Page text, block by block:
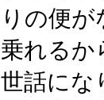
りの便
乗れるか
世話にな